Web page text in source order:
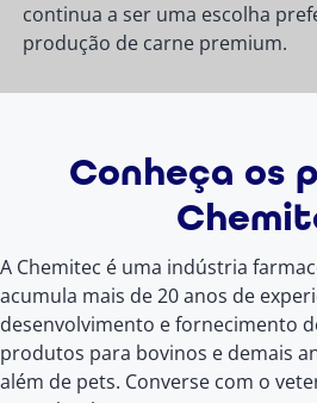
continua a ser uma escolha
produção de carne premium.
Conheça os
A Chemitec é uma indústria
acumula mais de 20 anos de
desenvolvimento e fornecimento
produtos para bovinos e demais
além de pets. Converse com o